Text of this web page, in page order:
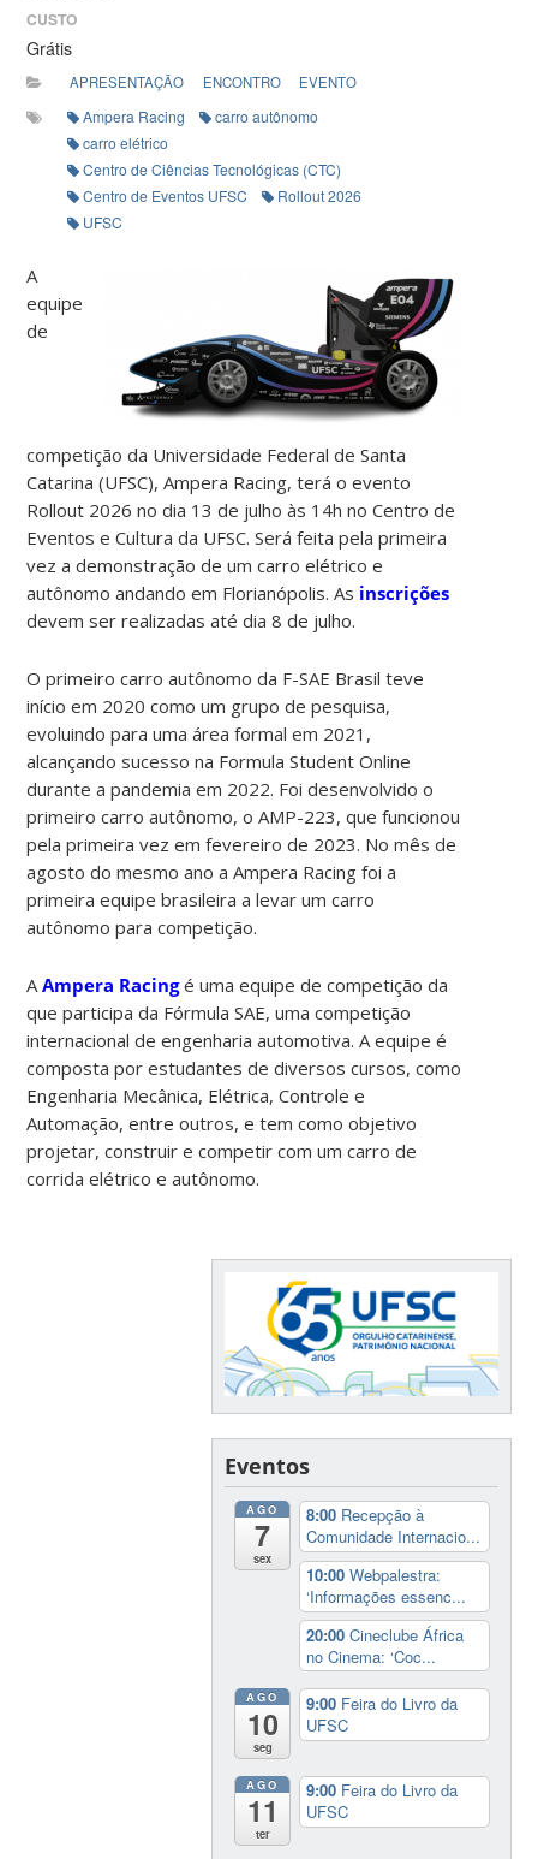
CUSTO
Grátis
APRESENTAÇÃO ENCONTRO EVENTO
Ampera Racing
carro autônomo
carro elétrico
Centro de Ciências Tecnológicas (CTC)
Centro de Eventos UFSC
Rollout 2026
UFSC
A
equipe
de
competição da Universidade Federal de Santa
Catarina (UFSC), Ampera Racing, terá o evento
Rollout 2026 no dia 13 de julho às 14h no Centro de
Eventos e Cultura da UFSC. Será feita pela primeira
vez a demonstração de um carro elétrico e
autônomo andando em Florianópolis. As inscrições
devem ser realizadas até dia 8 de julho.
O primeiro carro autônomo da F-SAE Brasil teve
início em 2020 como um grupo de pesquisa,
evoluindo para uma área formal em 2021,
alcançando sucesso na Formula Student Online
durante a pandemia em 2022. Foi desenvolvido o
primeiro carro autônomo, o AMP-223, que funcionou
pela primeira vez em fevereiro de 2023. No mês de
agosto do mesmo ano a Ampera Racing foi a
primeira equipe brasileira a levar um carro
autônomo para competição.
AAmpera Racingé uma equipe de competição da
que participa da Fórmula SAE, uma competição
internacional de engenharia automotiva. A equipe é
composta por estudantes de diversos cursos, como
Engenharia Mecânica, Elétrica, Controle e
Automação, entre outros, e tem como objetivo
projetar, construir e competir com um carro de
corrida elétrico e autônomo.
Eventos
AGO
7
sex
8:00 Recepção à
Comunidade Internacio...
10:00Webpalestra:
‘Informações essenc...
20:00Cineclube África
no Cinema: ‘Coc...
AGO
10
seg
9:00 Feira do Livro da
UFSC
AGO
11
ter
9:00 Feira do Livro da
UFSC